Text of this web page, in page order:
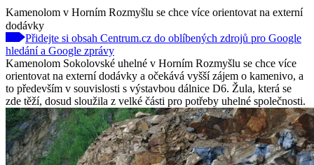
Kamenolom v Horním Rozmyšlu se chce více orientovat na externí
dodávky
Přidejte si obsah Centrum.cz do oblíbených zdrojů pro Google
hledání a Google zprávy
Kamenolom Sokolovské uhelné v Horním Rozmyšlu se chce více
orientovat na externí dodávky a očekává vyšší zájem o kamenivo, a
to především v souvislosti s výstavbou dálnice D6. Žula, která se
zde těží, dosud sloužila z velké části pro potřeby uhelné společnosti.